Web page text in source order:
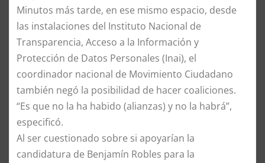
Minutos más tarde, en ese mismo espacio, desde
las instalaciones del Instituto Nacional de
Transparencia, Acceso a la Información y
Protección de Datos Personales (Inai), el
coordinador nacional de Movimiento Ciudadano
también negó la posibilidad de hacer coaliciones.
“Es que no la ha habido (alianzas) y no la habrá”,
especificó.
Al ser cuestionado sobre si apoyarían la
candidatura de Benjamín Robles para la